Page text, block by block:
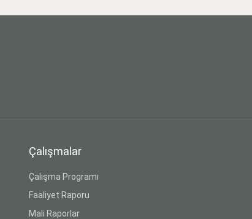
Çalışmalar
Çalışma Programı
Faaliyet Raporu
Mali Raporlar